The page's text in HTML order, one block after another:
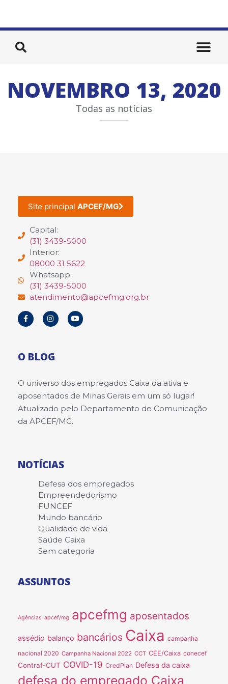
NOVEMBRO 13, 2020
Todas as notícias
Site principal APCEF/MG
Capital:
(31) 3439-5000
Interior:
08000 31 5622
Whatsapp:
(31) 3439-5000
atendimento@apcefmg.org.br
O BLOG
O universo dos empregados Caixa da ativa e
aposentados de Minas Gerais em um só lugar!
Atualizado pelo Departamento de Comunicação
da APCEF/MG.
NOTÍCIAS
Defesa dos empregados
Empreendedorismo
FUNCEF
Mundo bancário
Qualidade de vida
Saúde Caixa
Sem categoria
ASSUNTOS
Agências apcef/mg apcefmg aposentados
assédio balanço bancários Caixa campanha
nacional 2020 Campanha Nacional 2022 CCT CEE/Caixa conecef
Contraf-CUT COVID-19 CredPlan Defesa da caixa
defesa do empregado Caixa